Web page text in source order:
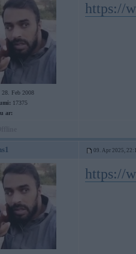
28. Feb 2008
17375
ar:
https://
09. Apr 2025,
https://